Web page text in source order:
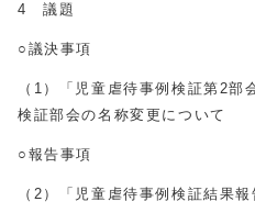
4 議題
○議決事項
（1）「児童虐待事例検証第2部
検証部会の名称変更について
○報告事項
（2）「児童虐待事例検証結果